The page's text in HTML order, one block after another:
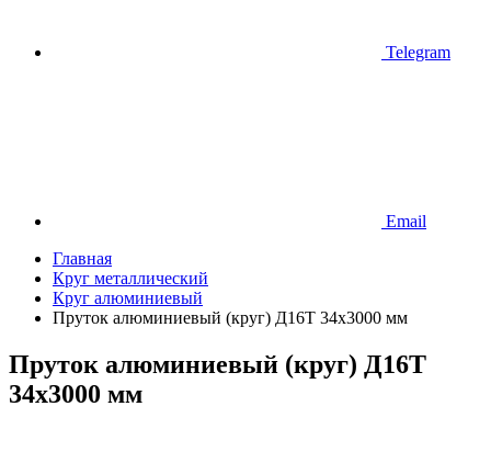
Telegram
Email
Главная
Круг металлический
Круг алюминиевый
Пруток алюминиевый (круг) Д16Т 34х3000 мм
Пруток алюминиевый (круг) Д16Т
34х3000 мм